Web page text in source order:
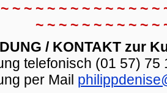
~ ~ ~ ~ ~ ~ ~ ~ ~ ~ ~ ~ ~
~ ~ ~ ~ ~ ~ ~ ~ ~ ~ ~
/ KONTAKT zur
telefonisch (01 57) 75
per Mail